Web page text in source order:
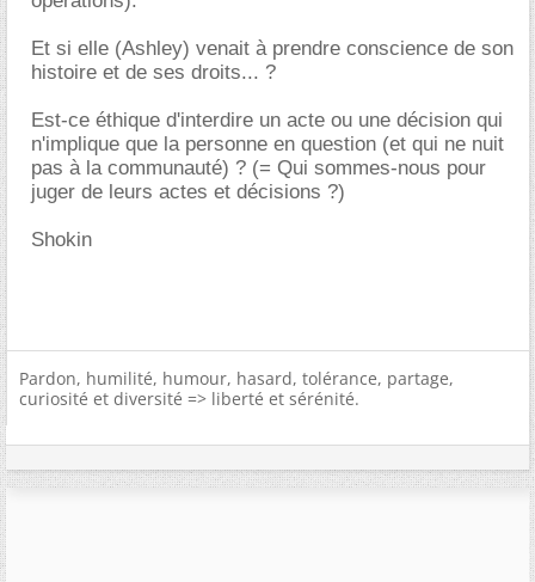
Et si elle (Ashley) venait à prendre conscience de son
histoire et de ses droits... ?
Est-ce éthique d'interdire un acte ou une décision qui
n'implique que la personne en question (et qui ne nuit
pas à la communauté) ? (= Qui sommes-nous pour
juger de leurs actes et décisions ?)
Shokin
Pardon, humilité, humour, hasard, tolérance, partage,
curiosité et diversité => liberté et sérénité.